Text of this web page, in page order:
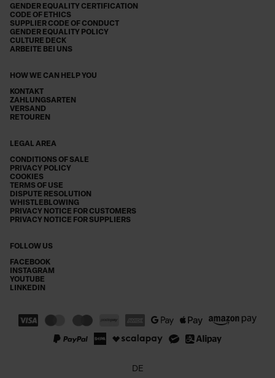
GENDER EQUALITY CERTIFICATION
CODE OF ETHICS
SUPPLIER CODE OF CONDUCT
GENDER EQUALITY POLICY
CULTURE DECK
ARBEITE BEI UNS
HOW WE CAN HELP YOU
KONTAKT
ZAHLUNGSARTEN
VERSAND
RETOUREN
LEGAL AREA
CONDITIONS OF SALE
PRIVACY POLICY
COOKIES
TERMS OF USE
DISPUTE RESOLUTION
WHISTLEBLOWING
PRIVACY NOTICE FOR CUSTOMERS
PRIVACY NOTICE FOR SUPPLIERS
FOLLOW US
FACEBOOK
INSTAGRAM
YOUTUBE
LINKEDIN
DE